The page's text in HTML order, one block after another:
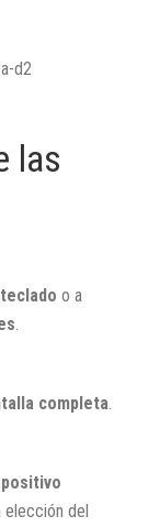
las
o a
completa
elección del